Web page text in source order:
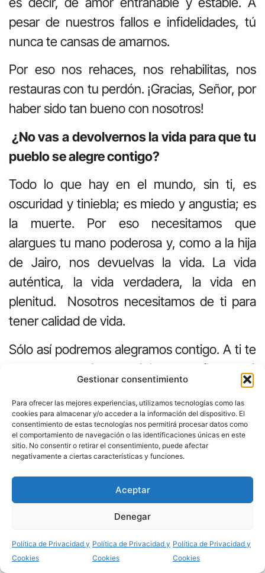
Gestionar consentimiento
Para ofrecer las mejores experiencias, utilizamos tecnologías como las
cookies para almacenar y/o acceder a la información del dispositivo. El
consentimiento de estas tecnologías nos permitirá procesar datos como
el comportamiento de navegación o las identificaciones únicas en este
sitio. No consentir o retirar el consentimiento, puede afectar
negativamente a ciertas características y funciones.
Aceptar
Denegar
Política de Privacidad y
Cookies
Política de Privacidad y
Cookies
Política de Privacidad y
Cookies
pesar de nuestros fallos e infidelidades, tú
nunca te cansas de amarnos.
Por eso nos rehaces, nos rehabilitas, nos
restauras con tu perdón. ¡Gracias, Señor, por
haber sido tan bueno con nosotros!
¿No vas a devolvernos la vida para que tu
pueblo se alegre contigo?
Todo lo que hay en el mundo, sin ti, es
oscuridad y tiniebla; es miedo y angustia; es
la muerte. Por eso necesitamos que
alargues tu mano poderosa y, como a la hija
de Jairo, nos devuelvas la vida. La vida
auténtica, la vida verdadera, la vida en
plenitud. Nosotros necesitamos de ti para
tener calidad de vida.
Sólo así podremos alegramos contigo. A ti te
gusta la alegría, la música y la fiesta. Tú
pusiste al primer hombre en un paraíso de
delicias. Ése era tu proyecto original. Tú
paseabas con el primer hombre, gozabas
con él y él disfrutaba contigo. ¡Qué hermoso
a ti y deleitarse en tu presencia!
«Voy a escuchar lo que dice el Señor: Dios
Señor, en el mundo hay muchas palabras,